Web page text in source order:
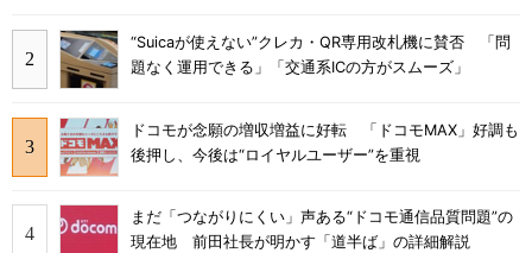
“Suicaが使えない”クレカ・QR専用改札機に賛否 「問
題なく運用できる」「交通系ICの方がスムーズ」
ドコモが念願の増収増益に好転 「ドコモMAX」好調も
後押し、今後は“ロイヤルユーザー”を重視
まだ「つながりにくい」声ある“ドコモ通信品質問題”の
現在地 前田社長が明かす「道半ば」の詳細解説